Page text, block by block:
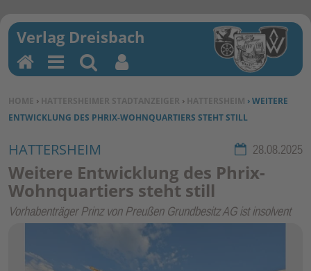
SIE BEFINDEN SICH HIER:
HOME › HATTERSHEIMER STADTANZEIGER › HATTERSHEIM › WEITERE
ENTWICKLUNG DES PHRIX-WOHNQUARTIERS STEHT STILL
Rubrik:
HATTERSHEIM 28.08.2025
Weitere Entwicklung des Phrix-
Wohnquartiers steht still
Vorhabenträger Prinz von Preußen Grundbesitz AG ist insolvent
H
o
m
M
en
u
Su
ch
en
Be
nu
tz
kti
on
en